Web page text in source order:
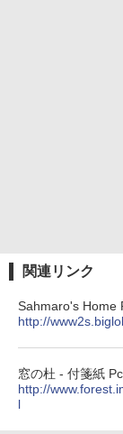
関連リンク
Sahmaro's Home
http://
窓の杜 - 付箋紙
http://
l